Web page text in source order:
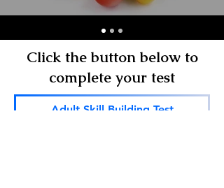
Click the button below to
complete your test
Adult Skill Building Test